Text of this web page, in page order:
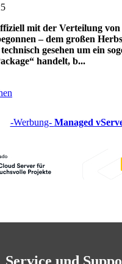
mit der Verteilung von
– dem großen
gesehen um ein
handelt, b...
-Werbung- Managed